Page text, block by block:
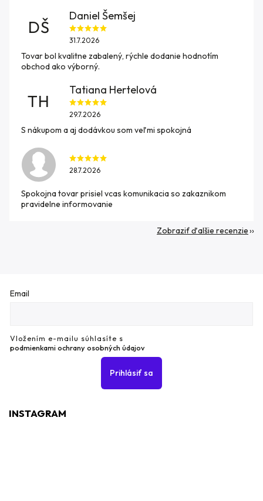
DŠ
Daniel Šemšej
31.7.2026
Tovar bol kvalitne zabalený, rýchle dodanie hodnotím
obchod ako výborný.
TH
Tatiana Hertelová
29.7.2026
S nákupom a aj dodávkou som veľmi spokojná
28.7.2026
Spokojna tovar prisiel vcas komunikacia so zakaznikom
pravidelne informovanie
Zobraziť ďalšie recenzie
Email
Vložením e-mailu súhlasíte s
podmienkami ochrany osobných údajov
Prihlásiť sa
INSTAGRAM